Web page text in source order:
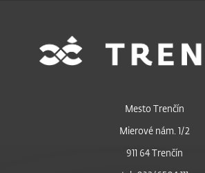
Mesto Trenčín
Mierové nám. 1/2
911 64 Trenčín